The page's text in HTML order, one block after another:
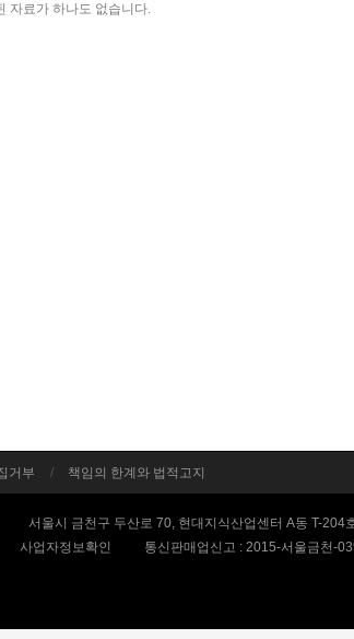
자료가 하나도 없습니다.
거부 책임의 한계와 법적고지
서울시 금천구 두산로 70, 현대지식산업센터 A동 T-204
사업자정보확인 통신판매업신고 : 2015-서울금천-